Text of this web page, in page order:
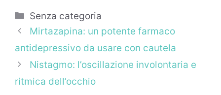
Categorie
Senza categoria
Mirtazapina: un potente farmaco
antidepressivo da usare con cautela
Nistagmo: l’oscillazione involontaria e
ritmica dell’occhio